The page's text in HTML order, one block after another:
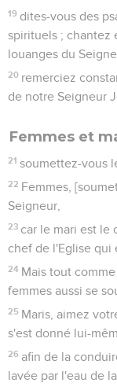
19 dites-vous des
spirituels ;
louanges du
20 remerciez
de notre Seigneur
Femmes et
21 soumettez-vous
22 Femmes,
Seigneur,
23 car le mari est le
chef de l'Eglise qui
24 Mais tout
femmes aussi se
25 Maris, aimez
s'est donné lui-
26 afin de la
lavée par l'eau de